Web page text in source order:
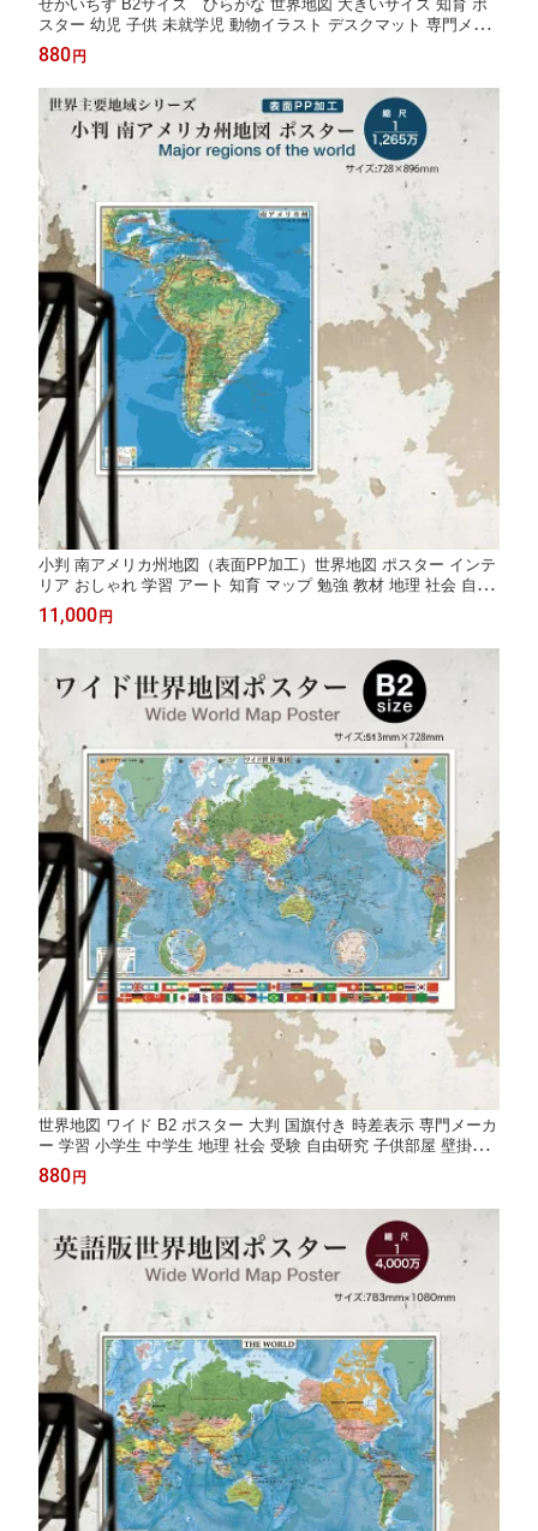
せかいちず B2サイズ ひらがな 世界地図 大きいサイズ 知育 ポ
スター 幼児 子供 未就学児 動物イラスト デスクマット 専門メー
カー 初めての世界地図 知育玩具 入園祝い 誕生日プレゼント 日本
製
880 円
小判 南アメリカ州地図（表面PP加工）世界地図 ポスター インテ
リア おしゃれ 学習 アート 知育 マップ 勉強 教材 地理 社会 自由
研究 プレゼント ギフト 入学祝い 国旗
11,000 円
世界地図 ワイド B2 ポスター 大判 国旗付き 時差表示 専門メーカ
ー 学習 小学生 中学生 地理 社会 受験 自由研究 子供部屋 壁掛け
教材 知育 コスパ 入学祝い 進学祝い 日本製
880 円